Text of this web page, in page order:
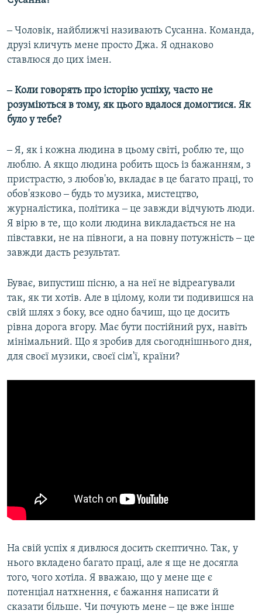
‒ Чоловік, найближчі називають Сусанна. Команда,
друзі кличуть мене просто Джа. Я однаково
ставлюся до цих імен.
‒ Коли говорять про історію успіху, часто не
розуміються в тому, як цього вдалося домогтися. Як
було у тебе?
‒ Я, як і кожна людина в цьому світі, роблю те, що
люблю. А якщо людина робить щось із бажанням, з
пристрастю, з любов'ю, вкладає в це багато праці, то
обов'язково ‒ будь то музика, мистецтво,
журналістика, політика ‒ це завжди відчують люди.
Я вірю в те, що коли людина викладається не на
півставки, не на півноги, а на повну потужність ‒ це
завжди дасть результат.
Буває, випустиш пісню, а на неї не відреагували
так, як ти хотів. Але в цілому, коли ти подивишся на
свій шлях з боку, все одно бачиш, що це досить
рівна дорога вгору. Має бути постійний рух, навіть
мінімальний. Що я зробив для сьогоднішнього дня,
для своєї музики, своєї сім'ї, країни?
На свій успіх я дивлюся досить скептично. Так, у
нього вкладено багато праці, але я ще не досягла
того, чого хотіла. Я вважаю, що у мене ще є
потенціал натхнення, є бажання написати й
сказати більше. Чи почують мене ‒ це вже інше